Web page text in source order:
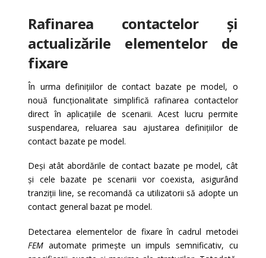
Rafinarea contactelor și
actualizările elementelor de
fixare
În urma definițiilor de contact bazate pe model, o
nouă funcționalitate simplifică rafinarea contactelor
direct în aplicațiile de scenarii. Acest lucru permite
suspendarea, reluarea sau ajustarea definițiilor de
contact bazate pe model.
Deși atât abordările de contact bazate pe model, cât
și cele bazate pe scenarii vor coexista, asigurând
tranziții line, se recomandă ca utilizatorii să adopte un
contact general bazat pe model.
Detectarea elementelor de fixare în cadrul metodei
FEM automate primește un impuls semnificativ, cu